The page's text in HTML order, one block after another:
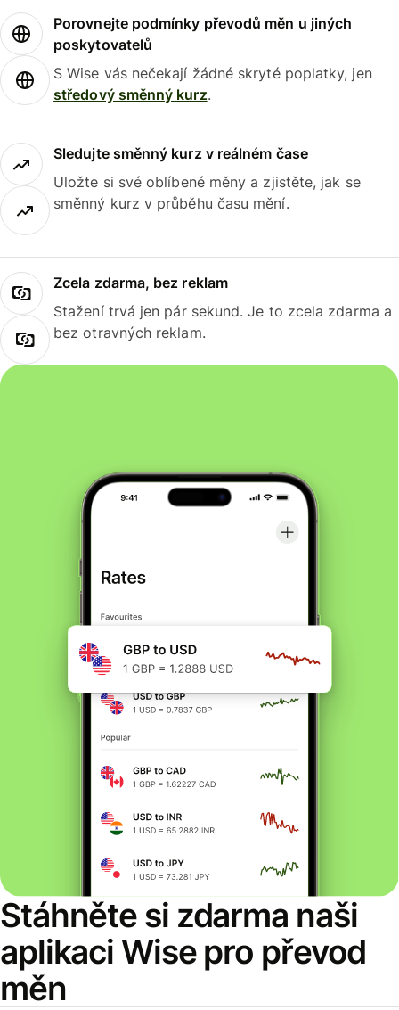
Porovnejte podmínky převodů měn u jiných
poskytovatelů
S Wise vás nečekají žádné skryté poplatky, jen
středový směnný kurz.
Sledujte směnný kurz v reálném čase
Uložte si své oblíbené měny a zjistěte, jak se
směnný kurz v průběhu času mění.
Zcela zdarma, bez reklam
Stažení trvá jen pár sekund. Je to zcela zdarma a
bez otravných reklam.
Stáhněte si zdarma naši
aplikaci Wise pro převod
měn